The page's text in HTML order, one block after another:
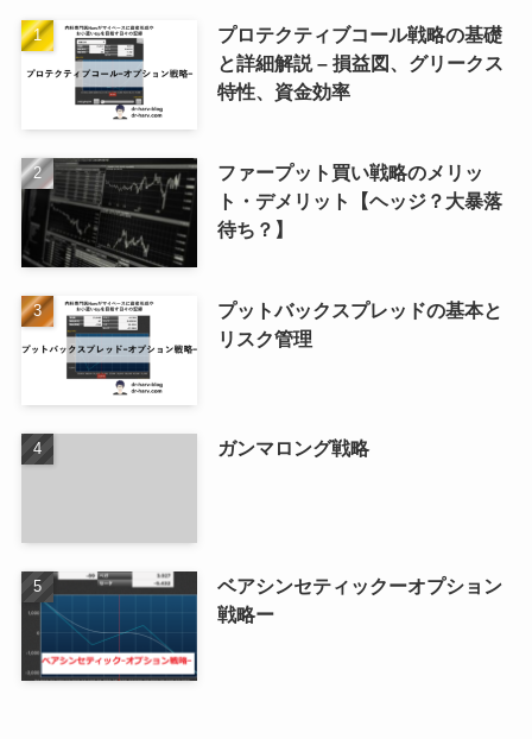
プロテクティブコール戦略の基礎
と詳細解説 – 損益図、グリークス
特性、資金効率
ファープット買い戦略のメリッ
ト・デメリット【ヘッジ？大暴落
待ち？】
プットバックスプレッドの基本と
リスク管理
ガンマロング戦略
ベアシンセティックーオプション
戦略ー